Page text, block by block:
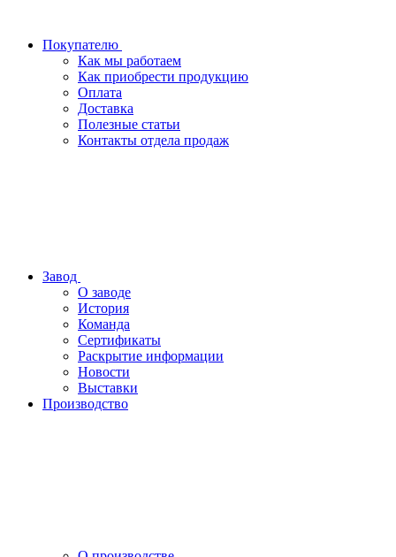
Покупателю
Как мы работаем
Как приобрести продукцию
Оплата
Доставка
Полезные статьи
Контакты отдела продаж
Завод
О заводе
История
Команда
Сертификаты
Раскрытие информации
Новости
Выставки
Производство